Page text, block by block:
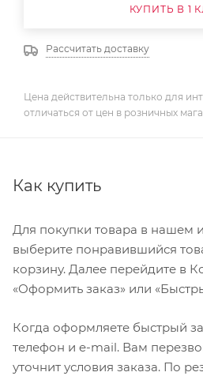
КУПИТЬ В 1
Рассчитать доставку
Цена действительна только для
отличаться от цен в розничных
Как купить
Для покупки товара в нашем
выберите понравившийся
корзину. Далее перейдите в
«Оформить заказ» или
Когда оформляете быстрый
телефон и e-mail. Вам
уточнит условия заказа. По